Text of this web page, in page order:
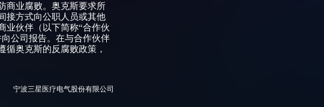
商业腐败。奥克斯要求所
接方式向公职人员或其他
业伙伴（以下简称“合作伙
公司报告。在与合作伙伴
循奥克斯的反腐败政策，
宁波三星医疗电气股份有限公司